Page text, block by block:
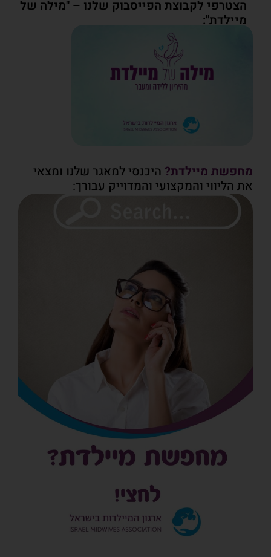
הצטרפי לקבוצת הפייסבוק שלנו – "מילה של
מיילדת":
מחפשת מיילדת? היכנסי למאגר שלנו ומצאי
את הליווי והמקצועי והמדוייק עבורך: